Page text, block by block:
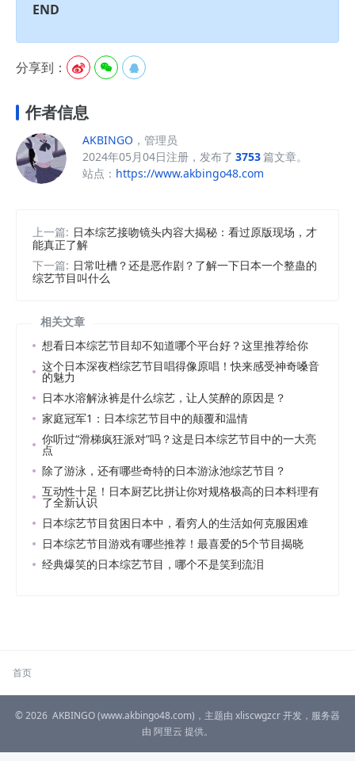
END
分享到：   
作者信息
AKBINGO ，管理员
2024年05月04日注册，发布了 3753篇文章。
站点： https://www.akbingo48.com
上一篇: 日本综艺接吻镜头内容大揭秘：看过原版现场，才
能真正了解
下一篇: 日常吐槽？还是恶作剧？了解一下日本一个整蛊的
综艺节目叫什么
相关文章
想看日本综艺节目却不知道哪个平台好？这里推荐给你
这个日本深夜档综艺节目唱得像原唱！快来感受神奇嗓音
的魅力
日本水溶解泳裤是什么综艺，让人笑醉的原因是？
家庭冠军1：日本综艺节目中的颠覆和温情
你听过“滑梯疯狂派对”吗？这是日本综艺节目中的一大亮
点
除了游泳，还有哪些奇特的日本游泳池综艺节目？
互动性十足！日本厨艺比拼让你对规格极高的日本料理有
了全新认识
日本综艺节目贫困日本中，看穷人的生活如何克服困难
日本综艺节目游戏有哪些推荐！最喜爱的5个节目揭晓
经典爆笑的日本综艺节目，哪个不是笑到流泪
首页
© 2026 AKBINGO(www.akbingo48.com)，主题由 xliscwgzcr开发，服务器
由 阿里云 提供。